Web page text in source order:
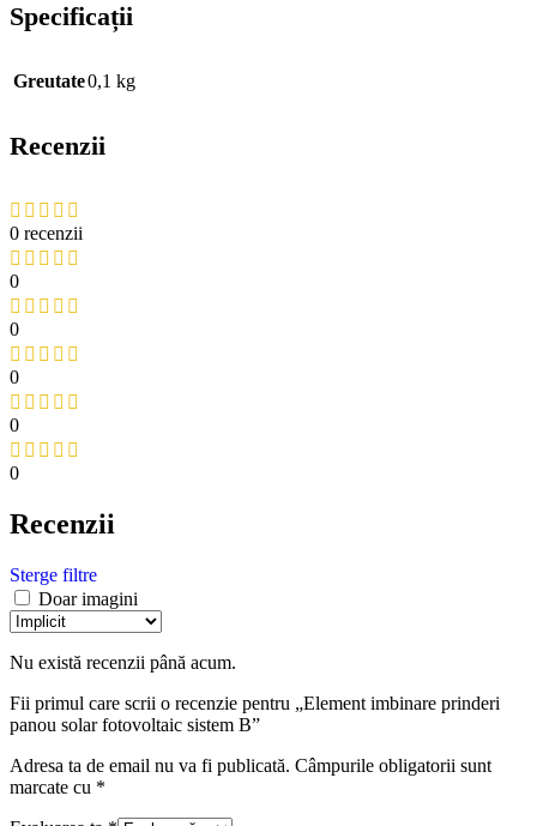
Specificații
Greutate0,1 kg
Recenzii
0 recenzii
0
0
0
0
0
Recenzii
Sterge filtre
Doar imagini
Nu există recenzii până acum.
Fii primul care scrii o recenzie pentru „Element imbinare prinderi
panou solar fotovoltaic sistem B”
Adresa ta de email nu va fi publicată. Câmpurile obligatorii sunt
marcate cu *